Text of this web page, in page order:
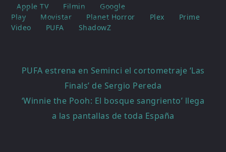
Apple TV Filmin
Google
Play
Movistar Planet Horror Plex
Prime
Video
PUFA ShadowZ
Navegación
entradas
PUFA estrena en Seminci el cortometraje ‘Las
Finals’ de Sergio Pereda
‘Winnie the Pooh: El bosque sangriento’ llega
a las pantallas de toda España